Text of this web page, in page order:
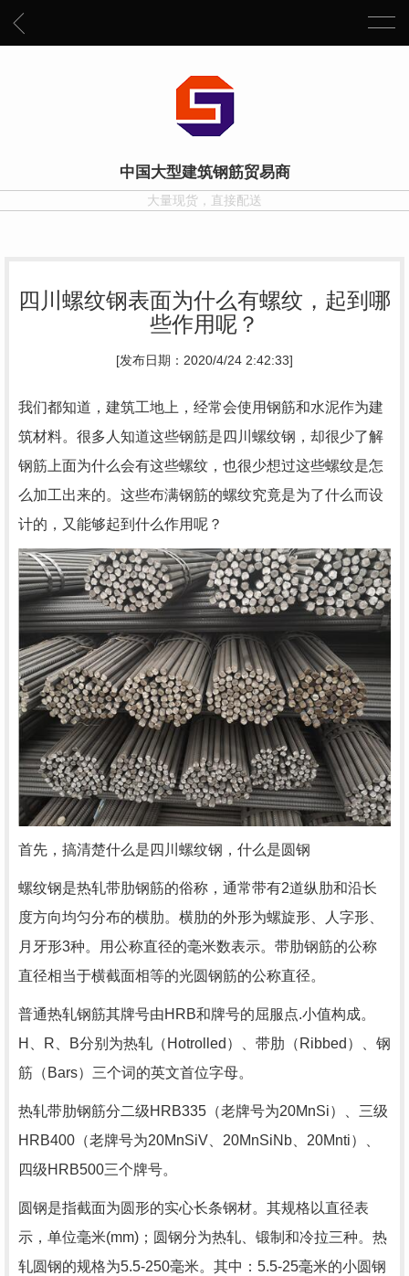
中国大型建筑钢筋贸易商
大量现货，直接配送
四川螺纹钢表面为什么有螺纹，起到哪
些作用呢？
[发布日期：2020/4/24 2:42:33]
我们都知道，建筑工地上，经常会使用钢筋和水泥作为建
筑材料。很多人知道这些钢筋是 四川螺纹钢 ，却很少了解
钢筋上面为什么会有这些螺纹，也很少想过这些螺纹是怎
么加工出来的。这些布满钢筋的螺纹究竟是为了什么而设
计的，又能够起到什么作用呢？
首先，搞清楚什么是四川螺纹钢，什么是圆钢
螺纹钢是热轧带肋钢筋的俗称，通常带有2道纵肋和沿长
度方向均匀分布的横肋。横肋的外形为螺旋形、人字形、
月牙形3种。用公称直径的毫米数表示。带肋钢筋的公称
直径相当于横截面相等的光圆钢筋的公称直径。
普通热轧钢筋其牌号由HRB和牌号的屈服点.小值构成。
H、R、B分别为热轧（Hotrolled）、带肋（Ribbed）、钢
筋（Bars）三个词的英文首位字母。
热轧带肋钢筋分二级HRB335（老牌号为20MnSi）、三级
HRB400（老牌号为20MnSiV、20MnSiNb、20Mnti）、
四级HRB500三个牌号。
圆钢是指截面为圆形的实心长条钢材。其规格以直径表
示，单位毫米(mm)；圆钢分为热轧、锻制和冷拉三种。热
轧圆钢的规格为5.5-250毫米。其中：5.5-25毫米的小圆钢